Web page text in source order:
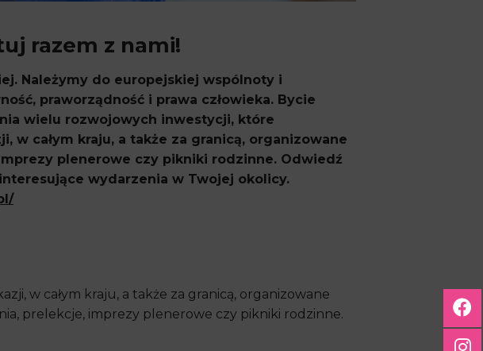
razem z nami!
Należymy do europejskiej wspólnoty i
praworządność i prawa człowieka. Bycie
wielu rozwojowych inwestycji, które
w całym kraju, a także za granicą, organizowane
plenerowe czy pikniki rodzinne. Odwiedź
wydarzenia w Twojej okolicy.
w całym kraju, a także za granicą, organizowane
prelekcje, imprezy plenerowe czy pikniki rodzinne.